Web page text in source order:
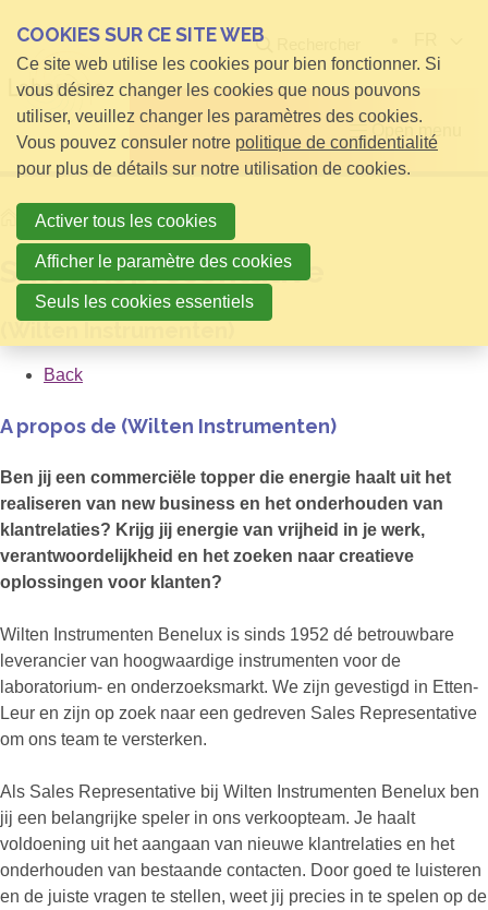
Open menu
HomeSales Representative
Sales Representative
Back
A propos de (Wilten Instrumenten)
Ben jij een commerciële topper die energie haalt uit het
realiseren van new business en het onderhouden van
klantrelaties? Krijg jij energie van vrijheid in je werk,
verantwoordelijkheid en het zoeken naar creatieve
oplossingen voor klanten?
Wilten Instrumenten Benelux is sinds 1952 dé betrouwbare
leverancier van hoogwaardige instrumenten voor de
laboratorium- en onderzoeksmarkt. We zijn gevestigd in Etten-
Leur en zijn op zoek naar een gedreven Sales Representative
om ons team te versterken.
Als Sales Representative bij Wilten Instrumenten Benelux ben
jij een belangrijke speler in ons verkoopteam. Je haalt
voldoening uit het aangaan van nieuwe klantrelaties en het
onderhouden van bestaande contacten. Door goed te luisteren
en de juiste vragen te stellen, weet jij precies in te spelen op de
COOKIES SUR CE SITE WEB
Ce site web utilise les cookies pour bien fonctionner. Si
vous désirez changer les cookies que nous pouvons
utiliser, veuillez changer les paramètres des cookies.
Vous pouvez consuler notre politique de confidentialité
pour plus de détails sur notre utilisation de cookies.
Activer tous les cookies
Afficher le paramètre des cookies
Seuls les cookies essentiels